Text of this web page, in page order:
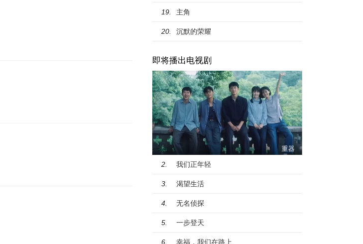
19. 主角
20. 沉默的荣耀
即将播出电视剧
重器
2.
我们正年轻
3. 渴望生活
4. 无名侦探
5. 一步登天
6. 幸福，我们在路上